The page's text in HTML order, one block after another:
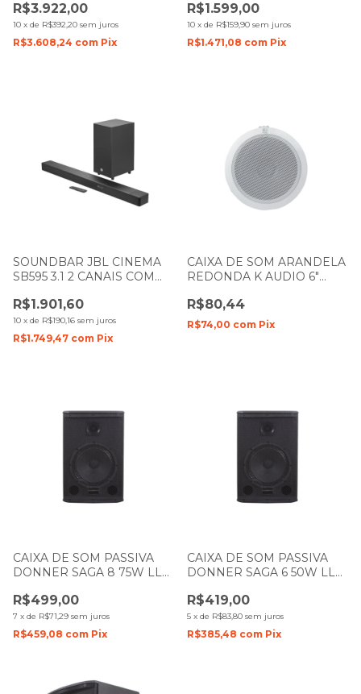
R$3.922,00
10 x de R$392,20 sem juros
R$3.608,24 com Pix
LL AUDIO
R$1.599,00
10 x de R$159,90 sem juros
R$1.471,08 com Pix
SOUNDBAR JBL CINEMA
SB595 3.1 2 CANAIS COM
220W
R$1.901,60
10 x de R$190,16 sem juros
R$1.749,47 com Pix
CAIXA DE SOM ARANDELA
REDONDA K AUDIO 6"
BRANCA
R$80,44
R$74,00 com Pix
CAIXA DE SOM PASSIVA
DONNER SAGA 8 75W LL
R$499,00
7 x de R$71,29 sem juros
R$459,08 com Pix
CAIXA DE SOM PASSIVA
DONNER SAGA 6 50W LL
R$419,00
5 x de R$83,80 sem juros
R$385,48 com Pix